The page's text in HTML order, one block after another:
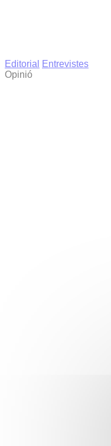
Editorial
Entrevistes
Opinió